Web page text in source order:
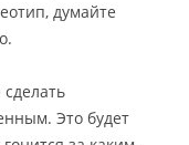
думайте
Это будет